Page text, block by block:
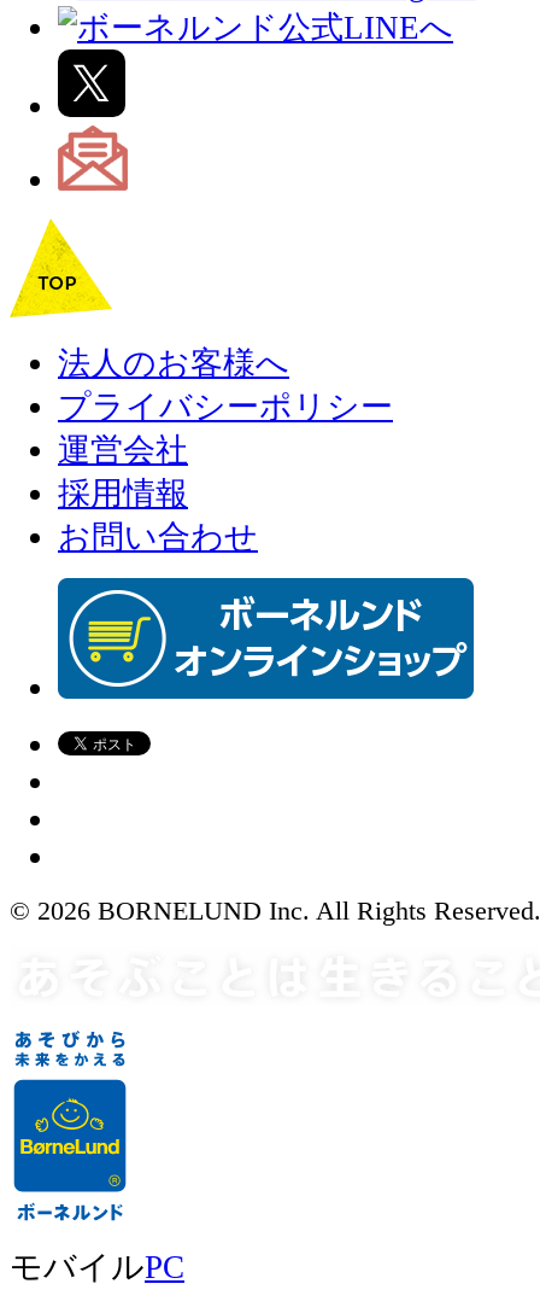
法人のお客様へ
プライバシーポリシー
運営会社
採用情報
お問い合わせ
© 2026 BORNELUND Inc. All Rights Reserved.
モバイルPC